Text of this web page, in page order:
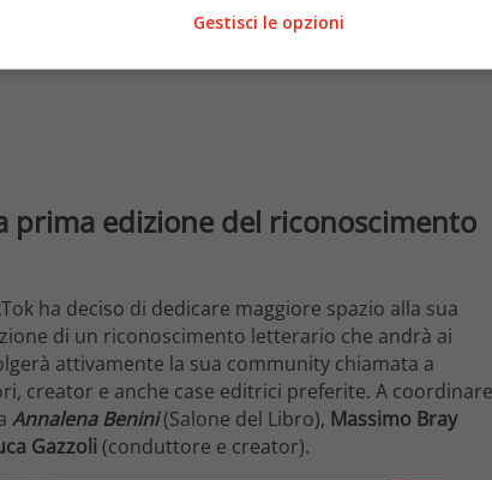
prima edizione del riconoscimento
ha deciso di dedicare maggiore spazio alla sua
di un riconoscimento letterario che andrà ai
attivamente la sua community chiamata a
creator e anche case editrici preferite. A coordinare
Annalena Benini(Salone del Libro), Massimo Bray
Gazzoli(conduttore e creator).
Gestisci le opzioni